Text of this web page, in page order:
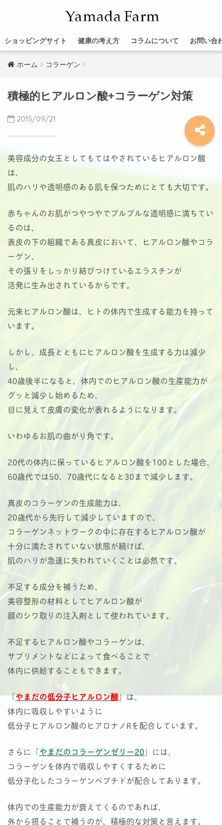
ショッピングサイト 健康の考え方 コラムについて お問い合
ホーム コラーゲン
積極的ヒアルロン酸+コラーゲン対策
2015/09/21
美容成分の女王としてもてはやされているヒアルロン酸
は、
肌のハリや透明感のある肌を保つためにとても大切です。
赤ちゃんのお肌がつやつやでプルプルな透明感に満ちてい
るのは、
表皮の下の組織である真皮において、ヒアルロン酸やコラ
ーゲン、
その張りをしっかり結びつけているエラスチンが
活発に生み出されているからです。
元来ヒアルロン酸は、ヒトの体内で生成する能力を持って
います。
しかし、成長とともにヒアルロン酸を生成する力は減少
し、
40歳後半になると、体内でのヒアルロン酸の生産能力が
グッと減少し始めるため、
目に見えて皮膚の変化が表れるようになります。
いわゆるお肌の曲がり角です。
20代の体内に保っているヒアルロン酸を100とした場合、
60歳代では50、70歳代になると30まで減少します。
真皮のコラーゲンの生成能力は、
20歳代から先行して減少していますので、
コラーゲンネットワークの中に存在するヒアルロン酸が
十分に満たされていない状態が続けば、
肌のハリが急速に失われていくことは必然です。
不足する成分を補うため、
美容整形の材料としてヒアルロン酸が
顔のシワ取りの注入剤として使われています。
不足するヒアルロン酸やコラーゲンは、
サプリメントなどによって食べることで
体内に供給することもできます。
「やまだの低分子ヒアルロン酸」は、
体内に吸収しやすいように
低分子ヒアルロン酸のヒアロナノRを配合しています。
さらに「やまだのコラーゲンゼリー20」には、
コラーゲンを体内で吸収しやすくするために
低分子化したコラーゲンペプチドが配合してあります。
体内での生産能力が衰えてくるのであれば、
外から摂ることで補うのが、積極的な対策と言えます。